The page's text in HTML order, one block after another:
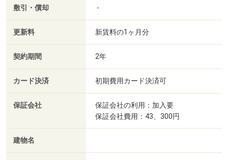
敷引・償却 -
更新料 新賃料の1ヶ月分
契約期間 2年
カード決済 初期費用カード決済可
保証会社
保証会社の利用：加入要
保証会社費用：43、300円
建物名